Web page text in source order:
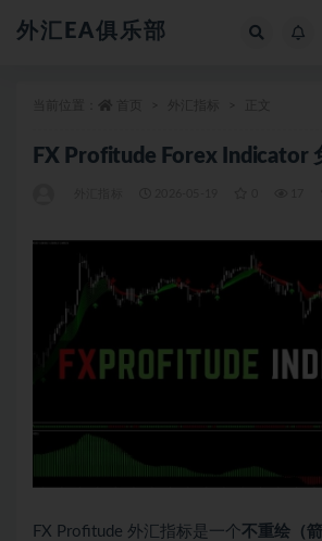
外汇EA俱乐部
FX Profitude Forex Indicator
FX Profitude 外汇指标是一个 不重绘（箭